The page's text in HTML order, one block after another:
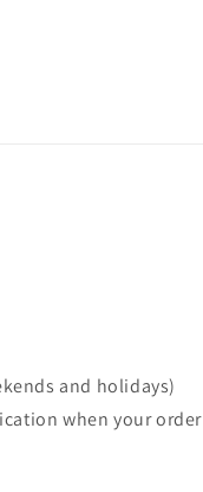
and holidays)
when your order